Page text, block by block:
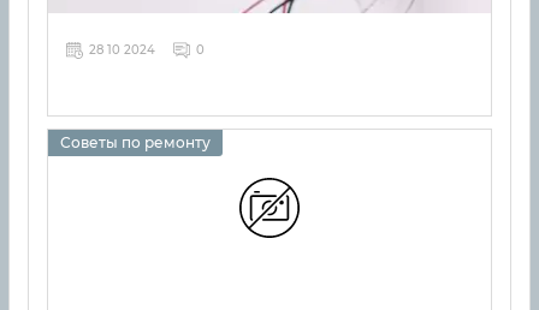
28 10 2024 0
Советы по ремонту